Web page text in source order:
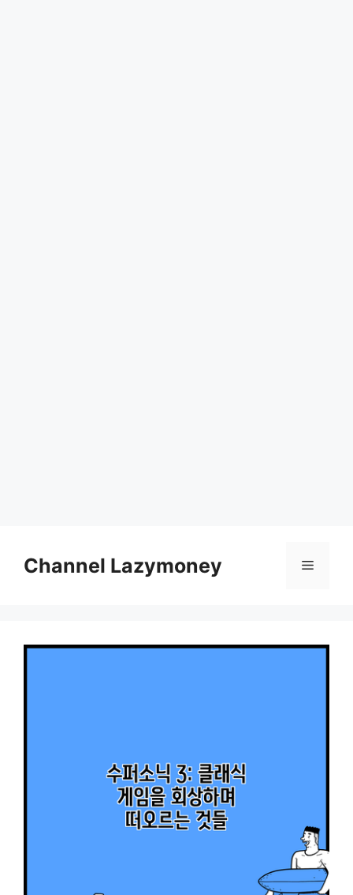
contentChannel Lazymoney Menu